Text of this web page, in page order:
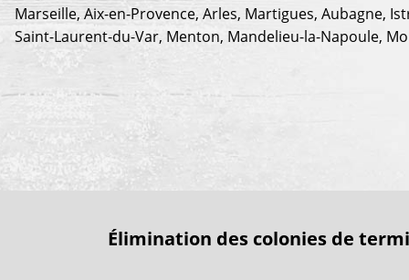
Marseille, Aix-en-Provence, Arles, Martigues, Aubagne,
Saint-Laurent-du-Var, Menton, Mandelieu-la-Napoule,
Élimination des colonies de